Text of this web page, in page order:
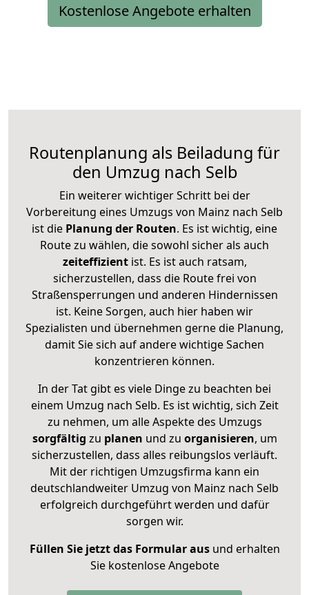
Kostenlose Angebote erhalten
Routenplanung als Beiladung für
den Umzug nach Selb
Ein weiterer wichtiger Schritt bei der
Vorbereitung eines Umzugs von Mainz nach Selb
ist die Planung der Routen. Es ist wichtig, eine
Route zu wählen, die sowohl sicher als auch
zeiteffizientist. Es ist auch ratsam,
sicherzustellen, dass die Route frei von
Straßensperrungen und anderen Hindernissen
ist. Keine Sorgen, auch hier haben wir
Spezialisten und übernehmen gerne die Planung,
damit Sie sich auf andere wichtige Sachen
konzentrieren können.
In der Tat gibt es viele Dinge zu beachten bei
einem Umzug nach Selb. Es ist wichtig, sich Zeit
zu nehmen, um alle Aspekte des Umzugs
sorgfältig zu planen und zu organisieren, um
sicherzustellen, dass alles reibungslos verläuft.
Mit der richtigen Umzugsfirma kann ein
deutschlandweiter Umzug von Mainz nach Selb
erfolgreich durchgeführt werden und dafür
sorgen wir.
Füllen Sie jetzt das Formular ausund erhalten
Sie kostenlose Angebote